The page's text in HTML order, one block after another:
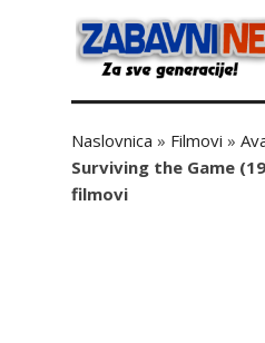
Naslovnica » Filmovi »
Surviving the Game
filmovi